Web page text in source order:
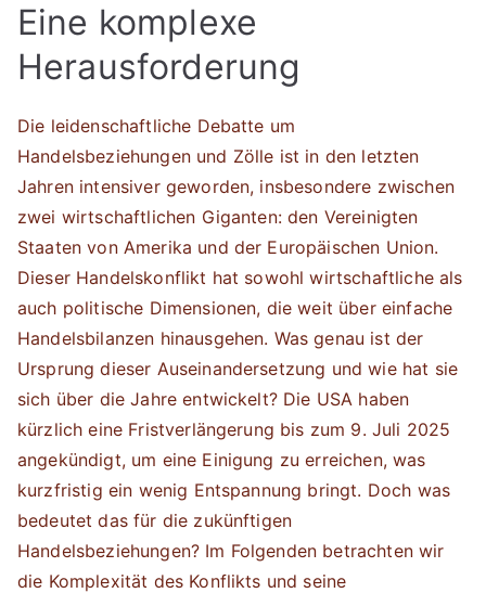
Eine komplexe
Herausforderung
Die leidenschaftliche Debatte um
Handelsbeziehungen und Zölle ist in den letzten
Jahren intensiver geworden, insbesondere zwischen
zwei wirtschaftlichen Giganten: den Vereinigten
Staaten von Amerika und der Europäischen Union.
Dieser Handelskonflikt hat sowohl wirtschaftliche als
auch politische Dimensionen, die weit über einfache
Handelsbilanzen hinausgehen. Was genau ist der
Ursprung dieser Auseinandersetzung und wie hat sie
sich über die Jahre entwickelt? Die USA haben
kürzlich eine Fristverlängerung bis zum 9. Juli 2025
angekündigt, um eine Einigung zu erreichen, was
kurzfristig ein wenig Entspannung bringt. Doch was
bedeutet das für die zukünftigen
Handelsbeziehungen? Im Folgenden betrachten wir
die Komplexität des Konflikts und seine